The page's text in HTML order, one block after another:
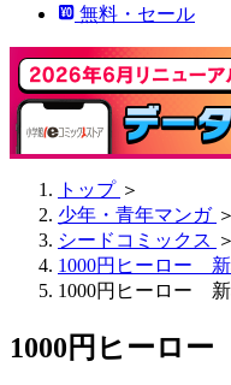
無料・セール
トップ ＞
少年・青年マンガ ＞
シードコミックス ＞
1000円ヒーロー 新
1000円ヒーロー
1000円ヒーロ